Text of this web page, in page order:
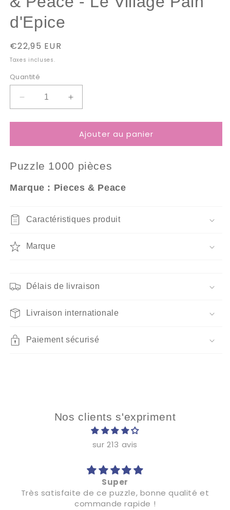
d'Epice
Prix
habituel
€22,95 EUR
Taxes incluses.
Quantité
Réduire
la
quantité
Puzzle
Pièces
&amp;
Le
Pain
d&#39;Epice
Augmenter
la
quantité
de
Puzzle
Pièces
&amp;
Le
Ajouter au panier
Puzzle 1000 pièces
Marque : Pieces & Peace
Caractéristiques produit
Marque
Délais de livraison
Livraison internationale
Paiement sécurisé
Nos clients s'expriment
sur 213 avis
Super
Très satisfaite de ce puzzle, bonne qualité et
commande rapide !